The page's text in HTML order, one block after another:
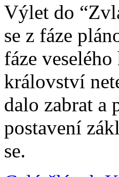
Výlet do
se z fáze
fáze
království
dalo zabrat a
postavení
se.